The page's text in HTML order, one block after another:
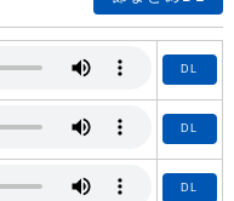
DL
DL
DL